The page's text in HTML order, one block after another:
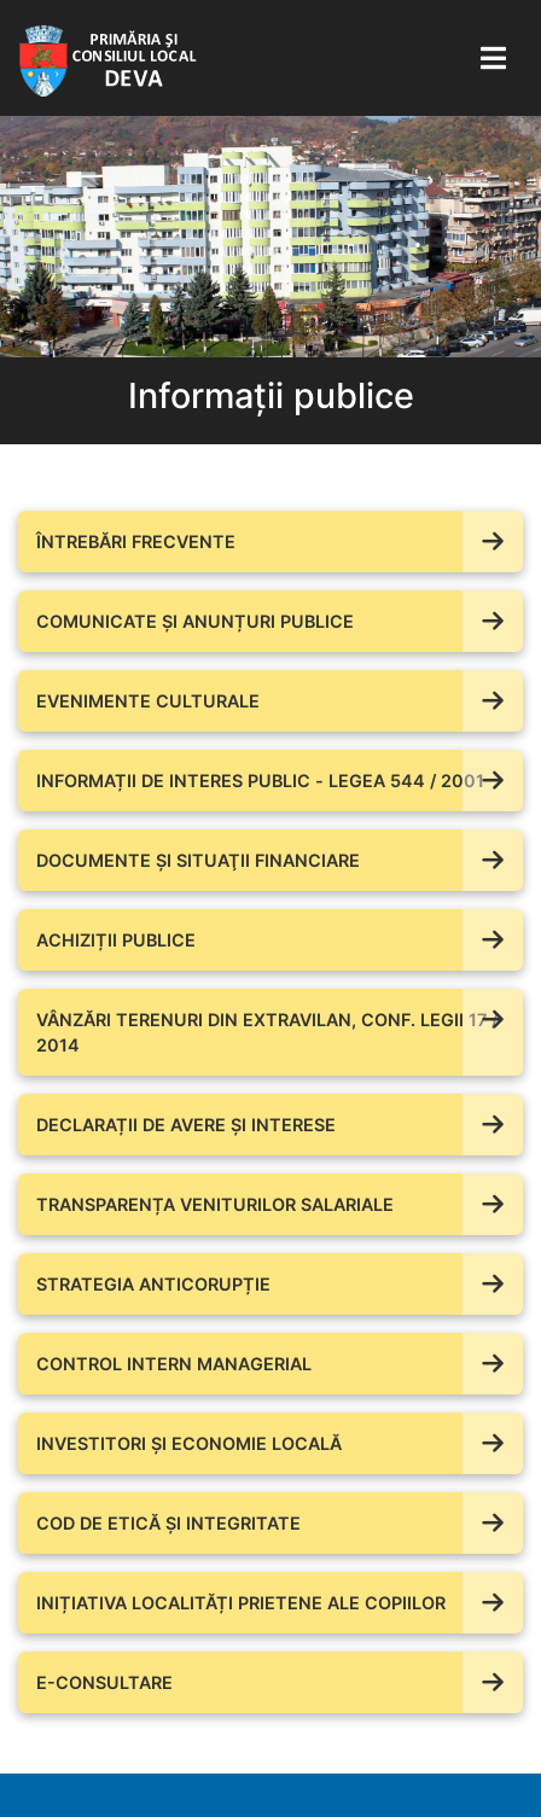
Informații publice
ÎNTREBĂRI FRECVENTE
COMUNICATE ŞI ANUNȚURI PUBLICE
EVENIMENTE CULTURALE
INFORMAȚII DE INTERES PUBLIC - LEGEA 544 / 2001
DOCUMENTE ŞI SITUAŢII FINANCIARE
ACHIZIȚII PUBLICE
VÂNZĂRI TERENURI DIN EXTRAVILAN, CONF. LEGII 17 /
2014
DECLARAȚII DE AVERE ŞI INTERESE
TRANSPARENȚA VENITURILOR SALARIALE
STRATEGIA ANTICORUPȚIE
CONTROL INTERN MANAGERIAL
INVESTITORI ȘI ECONOMIE LOCALĂ
COD DE ETICĂ ȘI INTEGRITATE
INIȚIATIVA LOCALITĂȚI PRIETENE ALE COPIILOR
E-CONSULTARE